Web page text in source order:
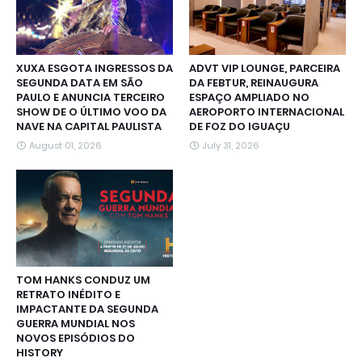
XUXA ESGOTA INGRESSOS DA
SEGUNDA DATA EM SÃO
PAULO E ANUNCIA TERCEIRO
SHOW DE O ÚLTIMO VOO DA
NAVE NA CAPITAL PAULISTA
August 01, 2026
ADVT VIP LOUNGE, PARCEIRA
DA FEBTUR, REINAUGURA
ESPAÇO AMPLIADO NO
AEROPORTO INTERNACIONAL
DE FOZ DO IGUAÇU
July 31, 2026
TOM HANKS CONDUZ UM
RETRATO INÉDITO E
IMPACTANTE DA SEGUNDA
GUERRA MUNDIAL NOS
NOVOS EPISÓDIOS DO
HISTORY